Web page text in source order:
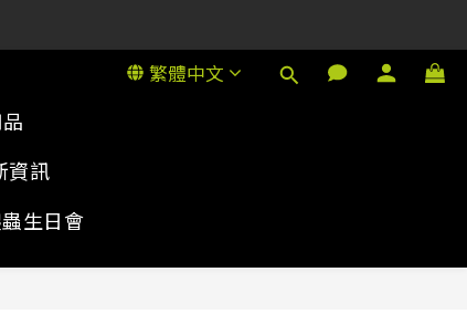
行11樓
繁體中文
資訊
生日會